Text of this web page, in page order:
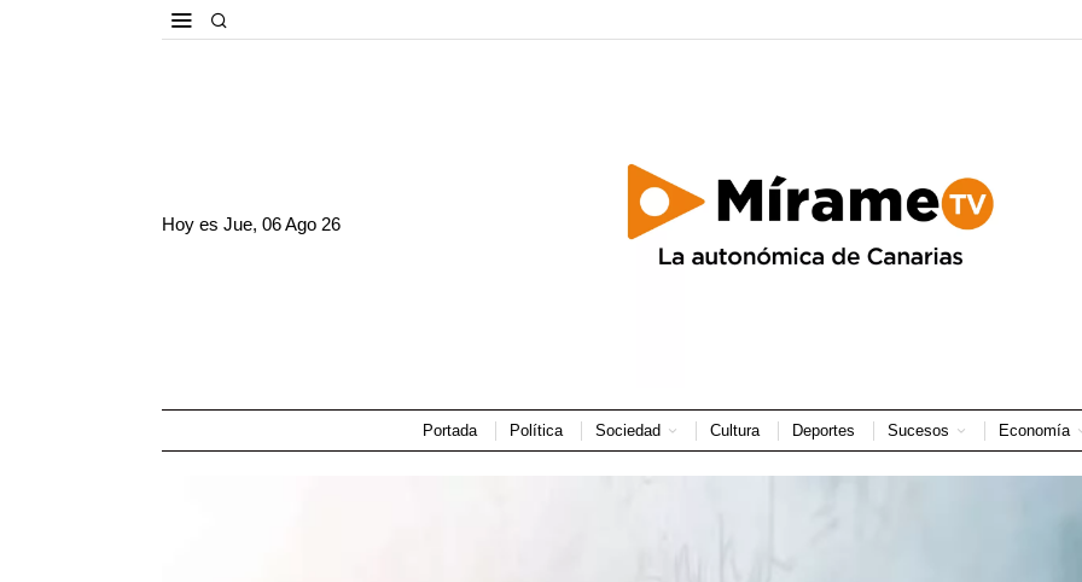
Hoy esJue, 06 Ago 26
Portada Política Sociedad Cultura Deportes Sucesos Economía